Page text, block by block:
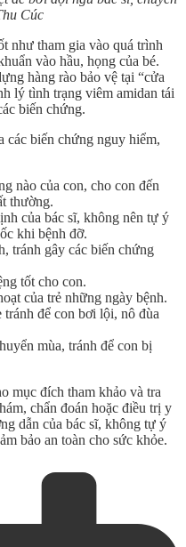
Cúc
như tham gia vào quá trình
vào hầu, họng của bé.
hàng rào bảo vệ tại “cửa
lý tình trạng viêm amidan tái
biến chứng.
các biến chứng nguy hiểm,
nào của con, cho con đến
thường.
của bác sĩ, không nên tự ý
khi bệnh đỡ.
tránh gây các biến chứng
tốt cho con.
của trẻ những ngày bệnh.
để con bơi lội, nô đùa
mùa, tránh để con bị
mục đích tham khảo và tra
chẩn đoán hoặc điều trị y
dẫn của bác sĩ, không tự ý
bảo an toàn cho sức khỏe.